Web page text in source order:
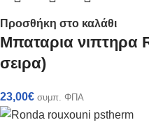
Προσθήκη στο καλάθι
Mπαταρια νιπτηρα
σειρα)
23,00€ συμπ. ΦΠΑ